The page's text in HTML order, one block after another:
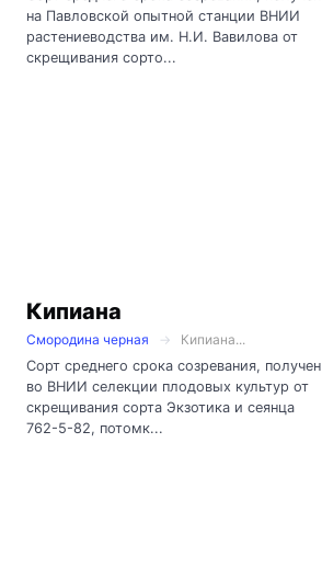
на Павловской опытной станции ВНИИ
растениеводства им. Н.И. Вавилова от
скрещивания сорто...
Кипиана
Смородина черная
Кипиана...
Сорт среднего срока созревания, получен
во ВНИИ селекции плодовых культур от
скрещивания сорта Экзотика и сеянца
762-5-82, потомк...